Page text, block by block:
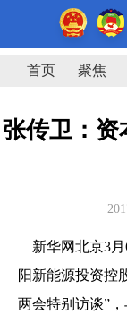
首页 聚焦
张传卫：资
新华网北京3月
阳新能源投资控
两会特别访谈”